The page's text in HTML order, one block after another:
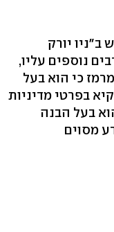
יורק
נוספים עליו,
כי הוא בעל
בפרטי מדיניות
בעל הבנה
מסוים